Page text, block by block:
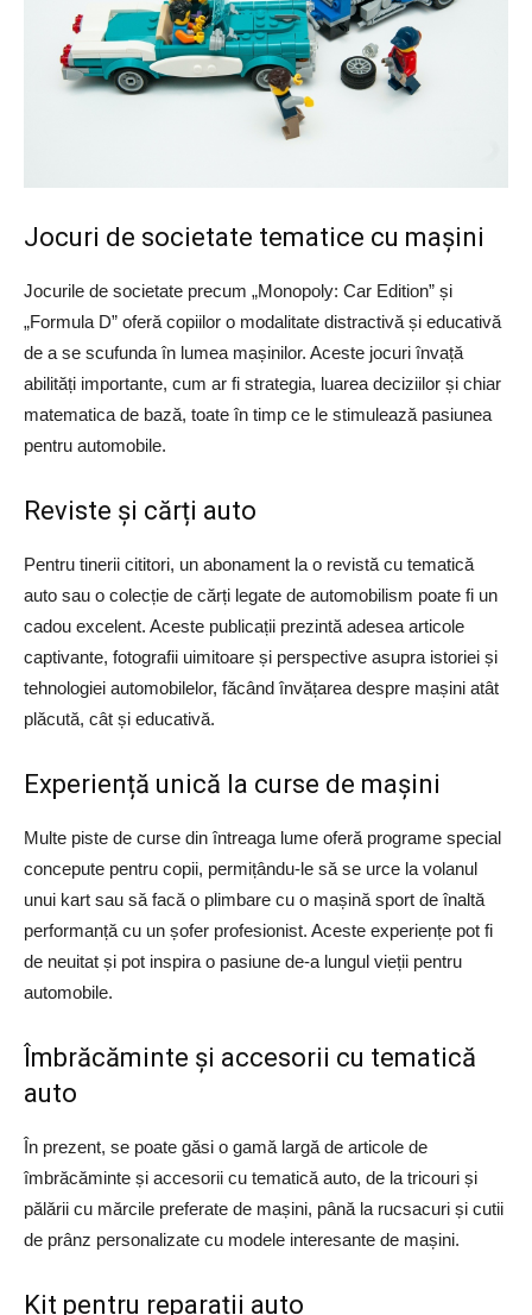
Jocuri de societate tematice cu mașini
Jocurile de societate precum „Monopoly: Car Edition” și
„Formula D” oferă copiilor o modalitate distractivă și educativă
de a se scufunda în lumea mașinilor. Aceste jocuri învață
abilități importante, cum ar fi strategia, luarea deciziilor și chiar
matematica de bază, toate în timp ce le stimulează pasiunea
pentru automobile.
Reviste și cărți auto
Pentru tinerii cititori, un abonament la o revistă cu tematică
auto sau o colecție de cărți legate de automobilism poate fi un
cadou excelent. Aceste publicații prezintă adesea articole
captivante, fotografii uimitoare și perspective asupra istoriei și
tehnologiei automobilelor, făcând învățarea despre mașini atât
plăcută, cât și educativă.
Experiență unică la curse de mașini
Multe piste de curse din întreaga lume oferă programe special
concepute pentru copii, permițându-le să se urce la volanul
unui kart sau să facă o plimbare cu o mașină sport de înaltă
performanță cu un șofer profesionist. Aceste experiențe pot fi
de neuitat și pot inspira o pasiune de-a lungul vieții pentru
automobile.
Îmbrăcăminte și accesorii cu tematică
auto
În prezent, se poate găsi o gamă largă de articole de
îmbrăcăminte și accesorii cu tematică auto, de la tricouri și
pălării cu mărcile preferate de mașini, până la rucsacuri și cutii
de prânz personalizate cu modele interesante de mașini.
Kit pentru reparații auto